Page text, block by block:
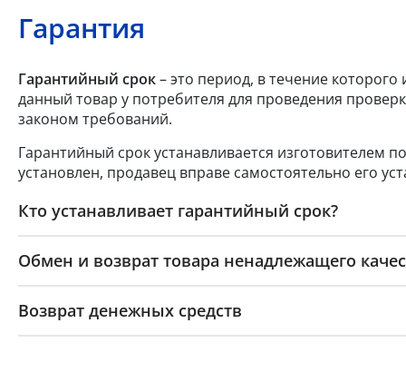
Гарантия
Гарантийный срок– это период, в течение которого
данный товар у потребителя для проведения
законом требований.
Гарантийный срок устанавливается изготовителем
установлен, продавец вправе самостоятельно его
Кто устанавливает гарантийный срок?
Обмен и возврат товара ненадлежащего
Возврат денежных средств